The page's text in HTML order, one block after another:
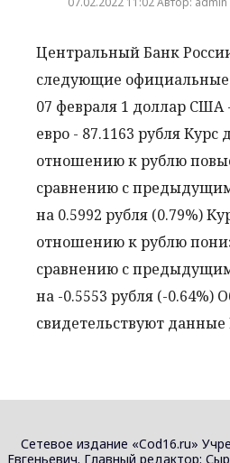
Центральный Банк
следующие
07 февраля 1 доллар США
евро - 87.1163 рубля
отношению к рублю
сравнению с
на 0.5992 рубля (0.79%)
отношению к рублю
сравнению с
на -0.5553 рубля (-0.64%)
свидетельствуют
Сетевое издание «Cod16.ru»
Евгеньевич. Главный редактор: